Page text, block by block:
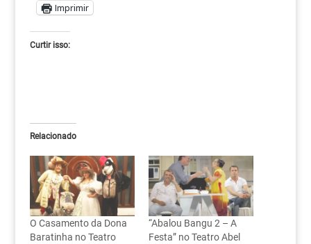
Imprimir
Curtir isso:
Relacionado
O Casamento da Dona
Baratinha no Teatro
“Abalou Bangu 2 – A
Festa” no Teatro Abel